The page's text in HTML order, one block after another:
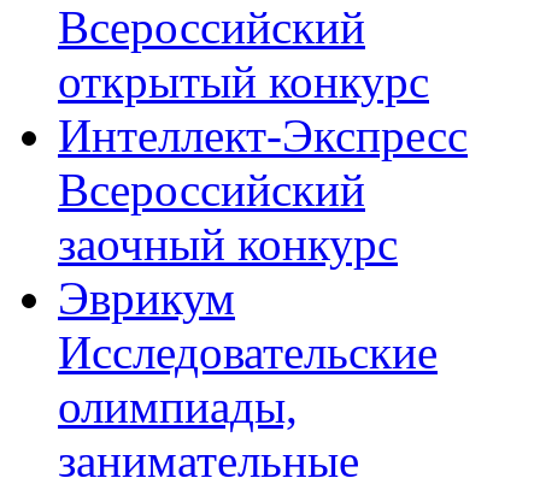
Всероссийский
открытый конкурс
Интеллект-Экспресс
Всероссийский
заочный конкурс
Эврикум
Исследовательские
олимпиады,
занимательные